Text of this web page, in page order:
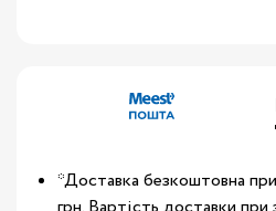
*Доставка безкоштовна